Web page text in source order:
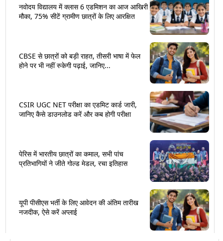
नवोदय विद्यालय में क्लास 6 एडमिशन का आज आखिरी
मौका, 75% सीटें ग्रामीण छात्रों के लिए आरक्षित
CBSE से छात्रों को बड़ी राहत, तीसरी भाषा में फेल
होने पर भी नहीं रुकेगी पढ़ाई, जानिए...
CSIR UGC NET परीक्षा का एडमिट कार्ड जारी,
जानिए कैसे डाउनलोड करें और कब होगी परीक्षा
पेरिस में भारतीय छात्रों का कमाल, सभी पांच
प्रतिभागियों ने जीते गोल्ड मेडल, रचा इतिहास
यूपी पीसीएस भर्ती के लिए आवेदन की अंतिम तारीख
नजदीक, ऐसे करें अप्लाई